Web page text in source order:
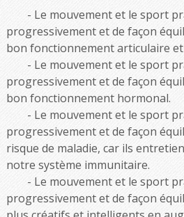
Le mouvement et le sport
progressivement et de façon
bon fonctionnement articulaire
Le mouvement et le sport
progressivement et de façon
bon fonctionnement hormonal.
Le mouvement et le sport
progressivement et de façon
risque de maladie, car ils
notre système immunitaire.
Le mouvement et le sport
progressivement et de façon